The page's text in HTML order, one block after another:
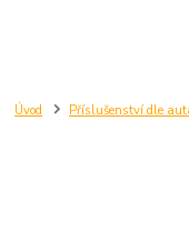
Úvod Příslušenství dle